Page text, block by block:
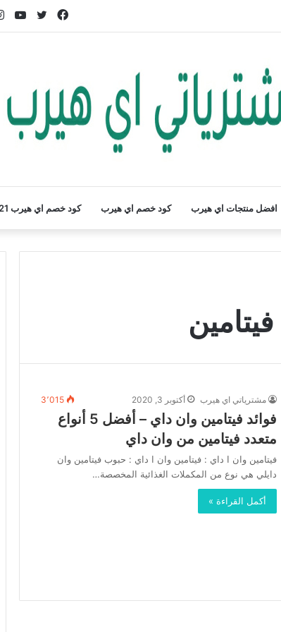
تويتر
فيسبوك
افضل منتجات اي هيرب كود خصم اي هيرب كود خصم اي هيرب 2021
مشترياتي اي هيرب أكتوبر 3, 2020 3٬015
فوائد فيتامين وان داي – أفضل 5 أنواع
متعدد فيتامين من وان داي
فيتامين وان ا داي : فيتامين وان ا داي : حبوب فيتامين وان
دايلي هي نوع من المكملات الغذائية المخصصة…
أكمل القراءة »